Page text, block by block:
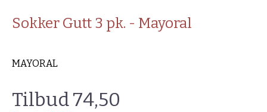
Sokker Gutt 3 pk. - Mayoral
MAYORAL
Tilbud 74,50